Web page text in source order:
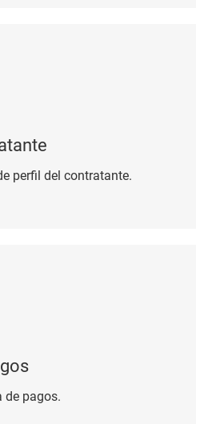
perfil del contratante.
de pagos.